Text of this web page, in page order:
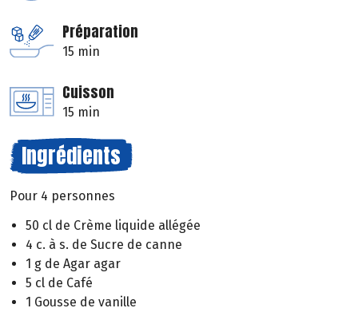
Préparation
15 min
Cuisson
15 min
Ingrédients
Pour 4 personnes
50 cl de Crème liquide allégée
4 c. à s. de Sucre de canne
1 g de Agar agar
5 cl de Café
1 Gousse de vanille